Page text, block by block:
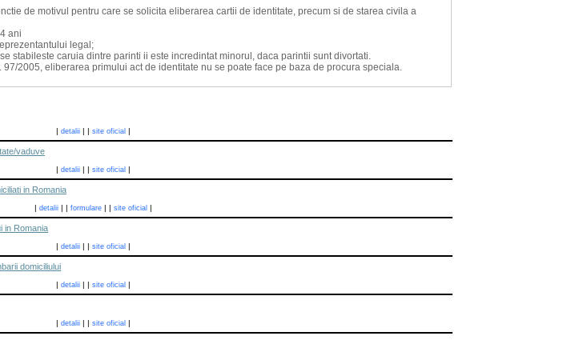
de motivul pentru care se solicita eliberarea cartii de identitate, precum si de starea civila a
ani
legal;
stabileste caruia dintre parinti ii este incredintat minorul, daca parintii sunt divortati.
97/2005, eliberarea primului act de identitate nu se poate face pe baza de procura speciala.
| detalii| | site oficial|
vaduve
| detalii| | site oficial|
in Romania
| detalii| | formulare| | site oficial|
in Romania
| detalii| | site oficial|
domiciliului
| detalii| | site oficial|
| detalii| | site oficial|